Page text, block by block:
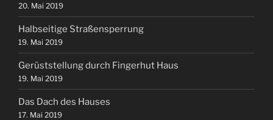
20. Mai 2019
Halbseitige Straßensperrung
19. Mai 2019
Gerüststellung durch Fingerhut Haus
19. Mai 2019
Das Dach des Hauses
17. Mai 2019